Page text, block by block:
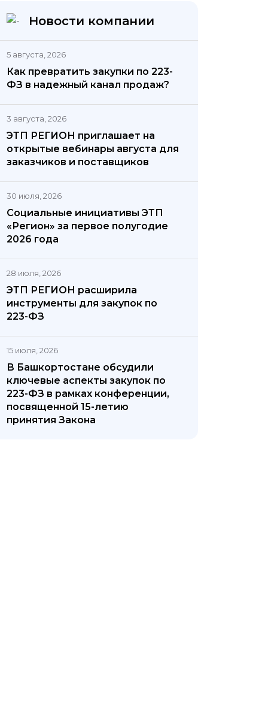
Новости компании
5 августа, 2026
Как превратить закупки по 223-
ФЗ в надежный канал продаж?
3 августа, 2026
ЭТП РЕГИОН приглашает на
открытые вебинары августа для
заказчиков и поставщиков
30 июля, 2026
Социальные инициативы ЭТП
«Регион» за первое полугодие
2026 года
28 июля, 2026
ЭТП РЕГИОН расширила
инструменты для закупок по
223-ФЗ
15 июля, 2026
В Башкортостане обсудили
ключевые аспекты закупок по
223-ФЗ в рамках конференции,
посвященной 15-летию
принятия Закона